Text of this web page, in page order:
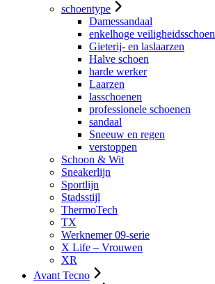
schoentype
Damessandaal
enkelhoge veiligheidsschoen
Gieterij- en laslaarzen
Halve schoen
harde werker
Laarzen
lasschoenen
professionele schoenen
sandaal
Sneeuw en regen
verstoppen
Schoon & Wit
Sneakerlijn
Sportlijn
Stadsstijl
ThermoTech
TX
Werknemer 09-serie
X Life – Vrouwen
XR
Avant Tecno